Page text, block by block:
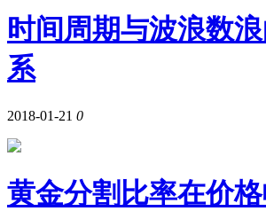
时间周期与波浪数
系
2018-01-21 0
黄金分割比率在价